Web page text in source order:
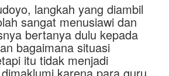
langkah yang diambil
sangat menusiawi dan
bertanya dulu kepada
bagaimana situasi
itu tidak menjadi